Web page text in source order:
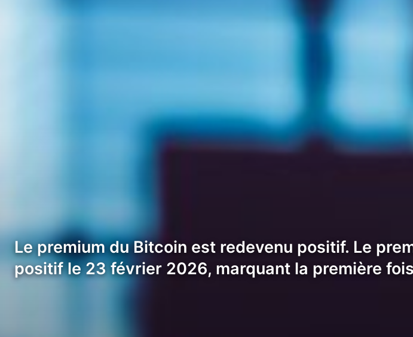
Le premium du Bitcoin est redevenu positif. Le
positif le 23 février 2026, marquant la première